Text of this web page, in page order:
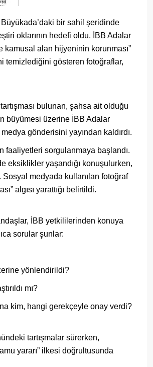
bir sahil şeridinde
oklarının hedefi oldu. İBB Adalar
kamusal alan hijyeninin korunması”
temizlediğini gösteren fotoğraflar,
bulunan, şahsa ait olduğu
büyümesi üzerine İBB Adalar
gönderisini yayından kaldırdı.
faaliyetleri sorgulanmaya başlandı.
eksiklikler yaşandığı konuşulurken,
Sosyal medyada kullanılan fotoğraf
algısı yarattığı belirtildi.
İBB yetkililerinden konuya
sorular şunlar:
yönlendirildi?
mı?
kim, hangi gerekçeyle onay verdi?
tartışmalar sürerken,
yararı” ilkesi doğrultusunda